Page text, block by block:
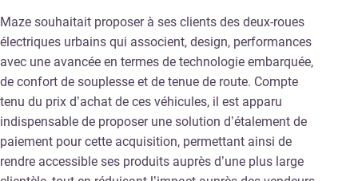
Maze souhaitait proposer à ses clients des deux-roues
électriques urbains qui associent, design, performances
avec une avancée en termes de technologie embarquée,
de confort de souplesse et de tenue de route. Compte
tenu du prix d’achat de ces véhicules, il est apparu
indispensable de proposer une solution d’étalement de
paiement pour cette acquisition, permettant ainsi de
rendre accessible ses produits auprès d’une plus large